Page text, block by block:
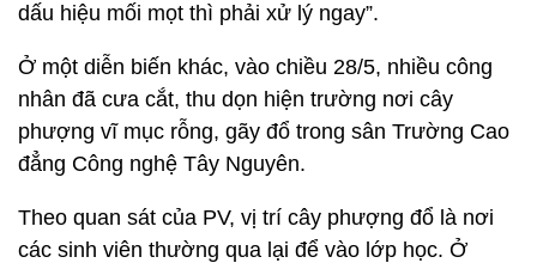
dấu hiệu mối mọt thì phải xử lý ngay”.
Ở một diễn biến khác, vào chiều 28/5, nhiều công
nhân đã cưa cắt, thu dọn hiện trường nơi cây
phượng vĩ mục rỗng, gãy đổ trong sân Trường Cao
đẳng Công nghệ Tây Nguyên.
Theo quan sát của PV, vị trí cây phượng đổ là nơi
các sinh viên thường qua lại để vào lớp học. Ở